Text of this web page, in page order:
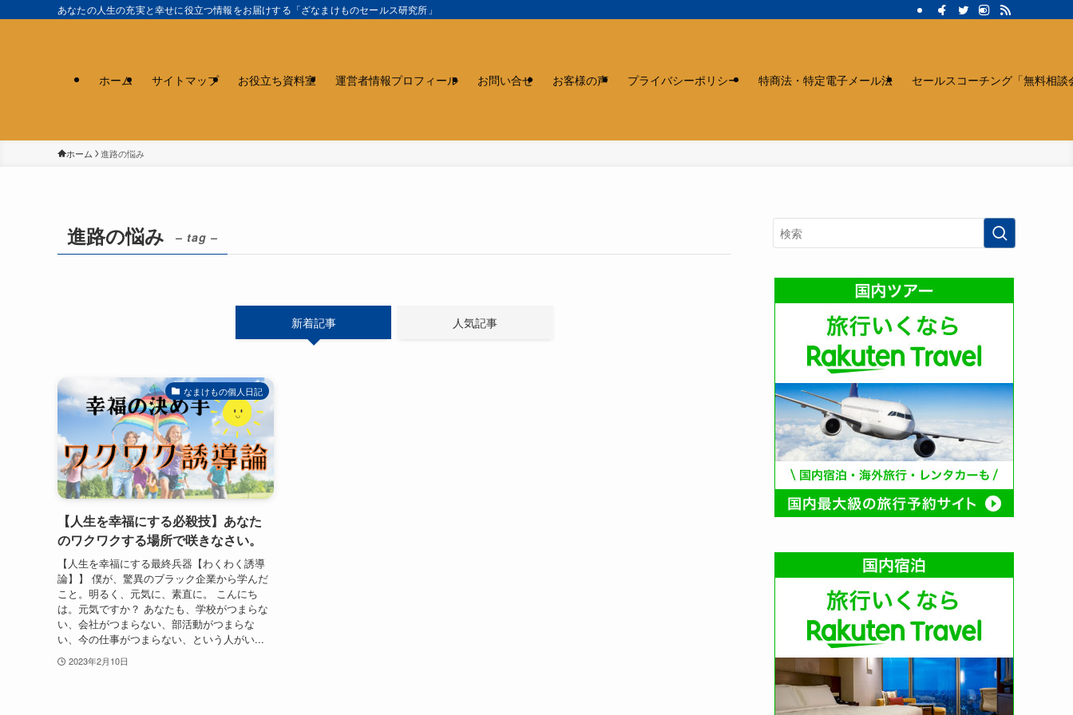
あなたの人生の充実と幸せに役立つ情報をお届けする「ざなまけものセールス研究所」
ホーム サイトマップ お役立ち資料室 運営者情報プロフィール お問い合せ お客様の声 プライバシーポリシー 特商法・特定電子メール法 セールスコーチング「無料相談
ホーム 進路の悩み
進路の悩み – tag –
新着記事 人気記事
なまけもの個人日記
【人生を幸福にする必殺技】あなた
のワクワクする場所で咲きなさい。
【人生を幸福にする最終兵器【わくわく誘導
論】】 僕が、驚異のブラック企業から学んだ
こと。明るく、元気に、素直に。 こんにち
は。元気ですか？ あなたも、学校がつまらな
い、会社がつまらない、部活動がつまらな
い、今の仕事がつまらない、という人がい...
2023年2月10日